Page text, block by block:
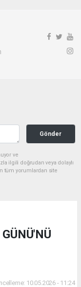
Gönder
ve
ilgili doğrudan veya dolaylı
tüm yorumlardan site
10.05.2026 - 11:24